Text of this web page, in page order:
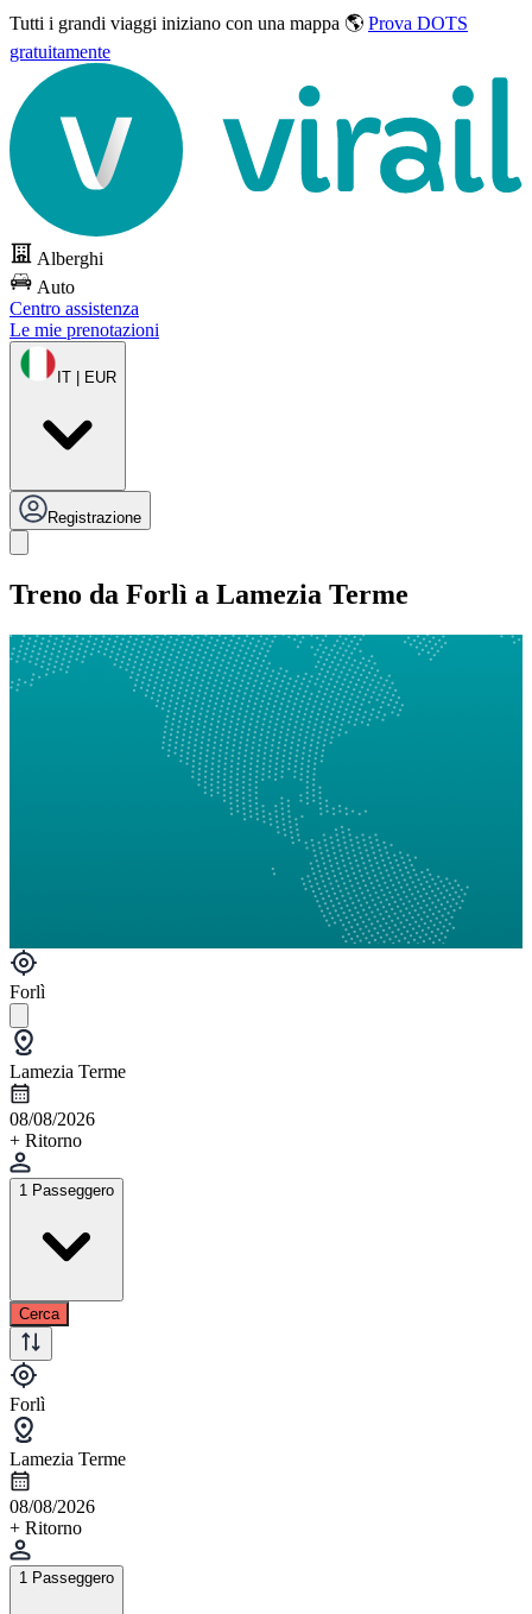
Tutti i grandi viaggi iniziano con una mappa 🌎 Prova DOTS
gratuitamente
Alberghi
Auto
Centro assistenza
Le mie prenotazioni
IT | EUR
Registrazione
Treno da Forlì a Lamezia Terme
Forlì
Lamezia Terme
08/08/2026
+ Ritorno
1 Passeggero
Cerca
Forlì
Lamezia Terme
08/08/2026
+ Ritorno
1 Passeggero